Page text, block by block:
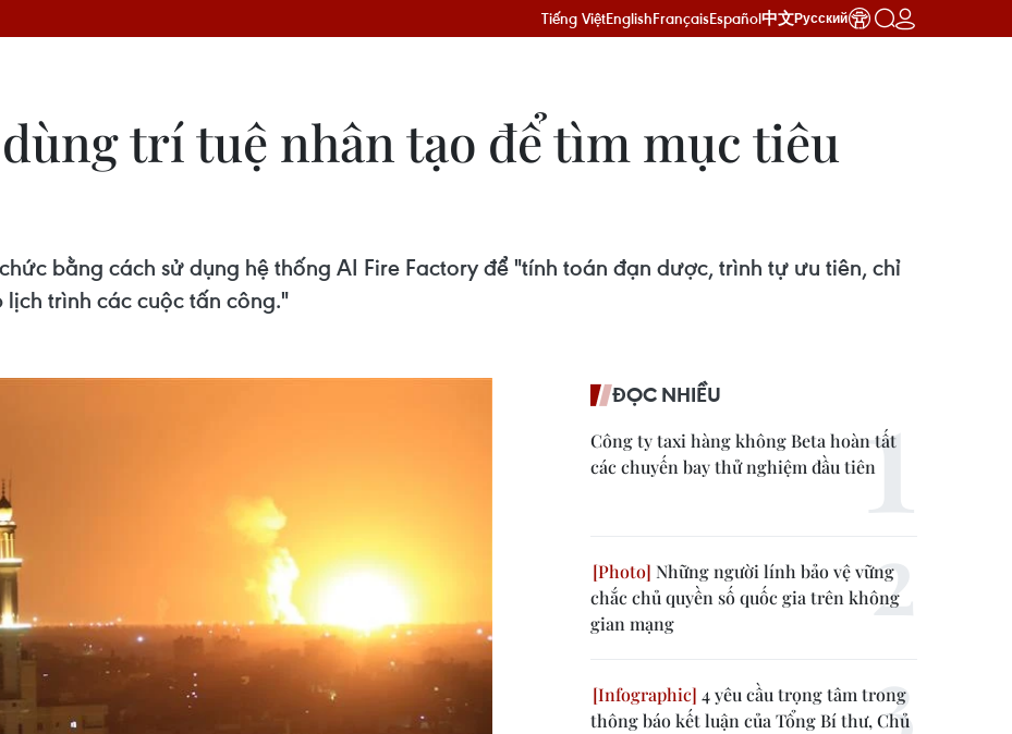
Tiếng ViệtEnglishFrançaisEspañol中文Русский
trí tuệ nhân tạo để tìm mục tiêu
bằng cách sử dụng hệ thống AI Fire Factory để "tính toán đạn dược, trình tự ưu tiên, chỉ
trình các cuộc tấn công."
ĐỌC NHIỀU
Công ty taxi hàng không Beta hoàn tất
các chuyến bay thử nghiệm đầu tiên
Những người lính bảo vệ vững
chắc chủ quyền số quốc gia trên không
gian mạng
4 yêu cầu trọng tâm trong
thông báo kết luận của Tổng Bí thư, Chủ